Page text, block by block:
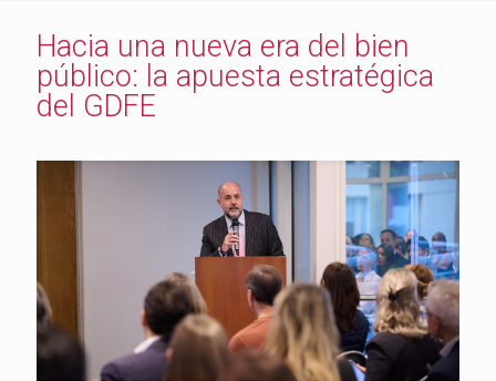
Hacia una nueva era del bien
público: la apuesta estratégica
del GDFE